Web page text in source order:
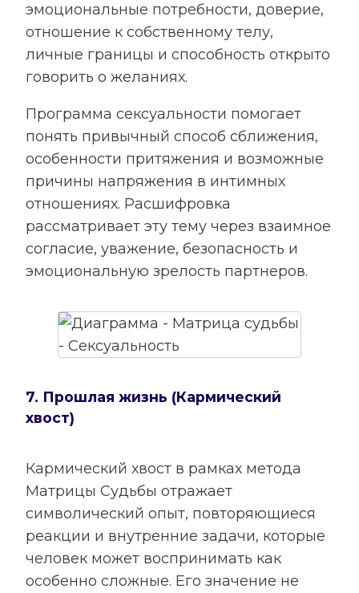
эмоциональные потребности, доверие,
отношение к собственному телу,
личные границы и способность открыто
говорить о желаниях.
Программа сексуальности помогает
понять привычный способ сближения,
особенности притяжения и возможные
причины напряжения в интимных
отношениях. Расшифровка
рассматривает эту тему через взаимное
согласие, уважение, безопасность и
эмоциональную зрелость партнеров.
7. Прошлая жизнь (Кармический
хвост)
Кармический хвост в рамках метода
Матрицы Судьбы отражает
символический опыт, повторяющиеся
реакции и внутренние задачи, которые
человек может воспринимать как
особенно сложные. Его значение не